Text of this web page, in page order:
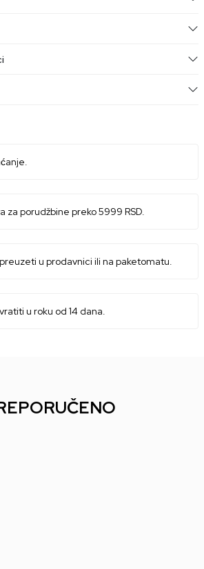
za porudžbine preko 5999 RSD.
u prodavnici ili na paketomatu.
u roku od 14 dana.